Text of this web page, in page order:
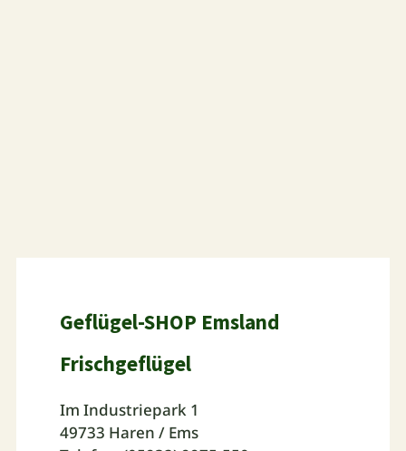
Geflügel-SHOP Emsland
Frischgeflügel
Im Industriepark 1
49733 Haren / Ems